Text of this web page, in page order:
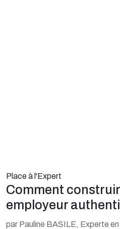
Place à l'Expert
Comment
employeur
par Pauline BASILE, Experte